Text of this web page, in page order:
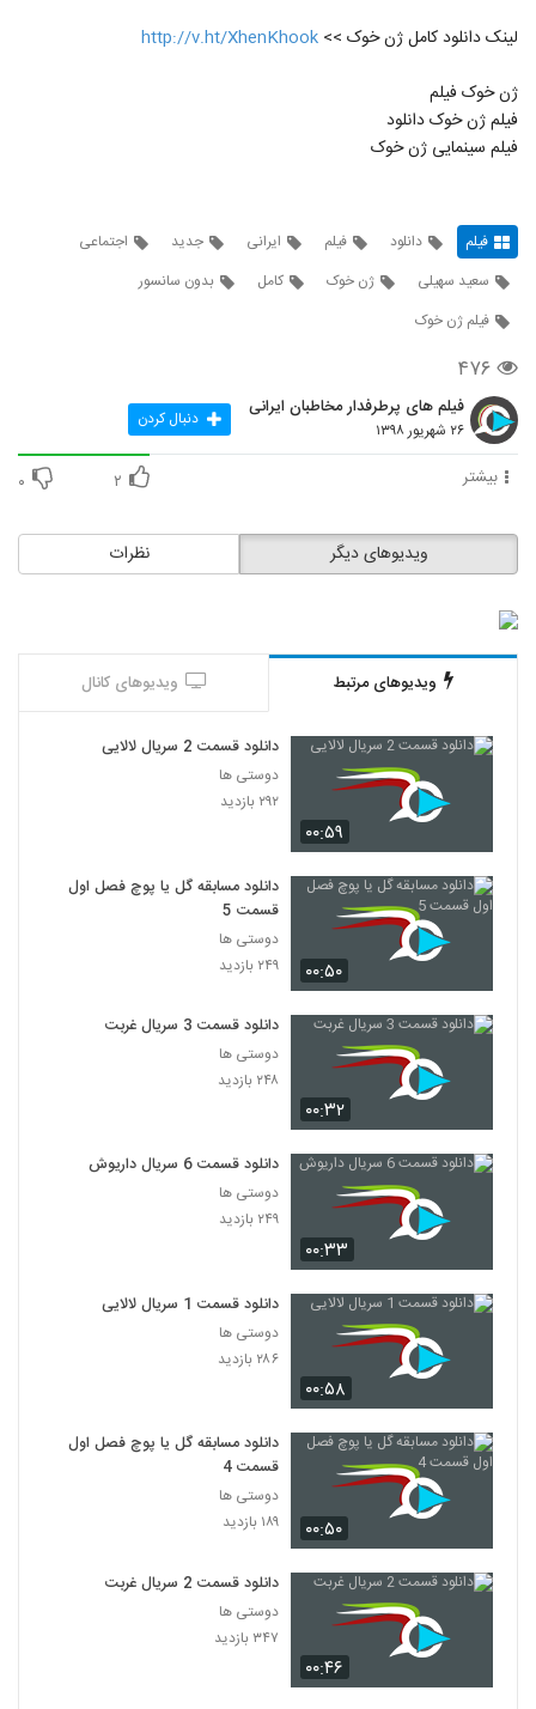
لینک دانلود کامل ژن خوک >> http://v.ht/XhenKhook
ژن خوک فیلم
فیلم ژن خوک دانلود
فیلم سینمایی ژن خوک
فیلم دانلود فیلم ایرانی جدید
اجتماعی
سعید سهیلی
ژن خوک کامل
بدون سانسور
فیلم ژن خوک
۴۷۶
فیلم های پرطرفدار مخاطبان ایرانی
۲۶ شهریور ۱۳۹۸ دنبال کردن
بیشتر ۲ ۰
نظرات ویدیوهای دیگر
ویدیوهای مرتبط ویدیوهای کانال
۰۰:۵۹
دانلود قسمت 2 سریال لالایی
دوستی ها
۲۹۲ بازدید
۰۰:۵۰
دانلود مسابقه گل یا پوچ فصل اول
قسمت 5
دوستی ها
۲۴۹ بازدید
۰۰:۳۲
دانلود قسمت 3 سریال غربت
دوستی ها
۲۴۸ بازدید
۰۰:۳۳
دانلود قسمت 6 سریال داریوش
دوستی ها
۲۴۹ بازدید
۰۰:۵۸
دانلود قسمت 1 سریال لالایی
دوستی ها
۲۸۶ بازدید
۰۰:۵۰
دانلود مسابقه گل یا پوچ فصل اول
قسمت 4
دوستی ها
۱۸۹ بازدید
۰۰:۴۶
دانلود قسمت 2 سریال غربت
دوستی ها
۳۴۷ بازدید